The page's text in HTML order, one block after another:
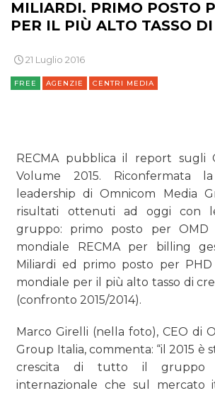
PREVISIONI/SCENARI
NORMATIVE
TREND
CASE HISTORY
OPINIONI
MILIARDI. PRIMO POSTO
PER IL PIÙ ALTO TASSO
21 Luglio 2016
FREE AGENZIE CENTRI MEDIA
RECMA pubblica il report sugli
Volume 2015. Riconfermata
leadership di Omnicom Media
risultati ottenuti ad oggi con
gruppo: primo posto per OMD
mondiale RECMA per billing
Miliardi ed primo posto per PHD
mondiale per il più alto tasso di
(confronto 2015/2014).
Marco Girelli (nella foto), CEO di
Group Italia, commenta: “il 2015 è
crescita di tutto il gruppo
internazionale che sul mercato